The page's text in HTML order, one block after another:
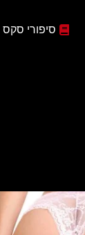
סיפורי סקס